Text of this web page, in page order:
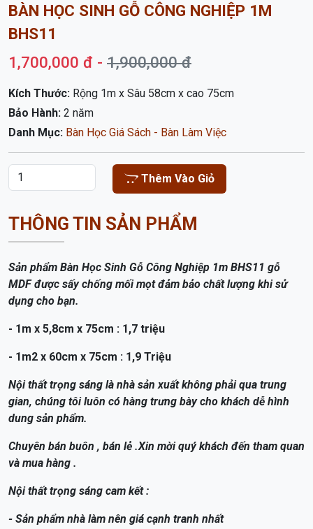
BÀN HỌC SINH GỖ CÔNG NGHIỆP 1M
BHS11
1,700,000 đ - 1,900,000 đ
Kích Thước: Rộng 1m x Sâu 58cm x cao 75cm
Bảo Hành: 2 năm
Danh Mục: Bàn Học Giá Sách - Bàn Làm Việc
Thêm Vào Giỏ
THÔNG TIN SẢN PHẨM
Sản phẩm Bàn Học Sinh Gỗ Công Nghiệp 1m BHS11 gỗ
MDF được sấy chống mối mọt đảm bảo chất lượng khi sử
dụng cho bạn.
- 1m x 5,8cm x 75cm : 1,7 triệu
- 1m2 x 60cm x 75cm : 1,9 Triệu
Nội thất trọng sáng là nhà sản xuất không phải qua trung
gian, chúng tôi luôn có hàng trưng bày cho khách dễ hình
dung sản phẩm.
Chuyên bán buôn , bán lẻ .Xin mời quý khách đến tham quan
và mua hàng .
Nội thất trọng sáng cam kết :
- Sản phẩm nhà làm nên giá cạnh tranh nhất